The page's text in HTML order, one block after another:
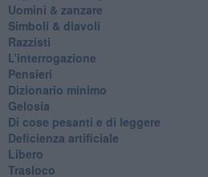
Uomini & zanzare
​Simboli & diavoli
Razzisti
​L’interrogazione
Pensieri
​Dizionario minimo
Gelosia
Di cose pesanti e di leggere
​Deficienza artificiale
Libero
Trasloco